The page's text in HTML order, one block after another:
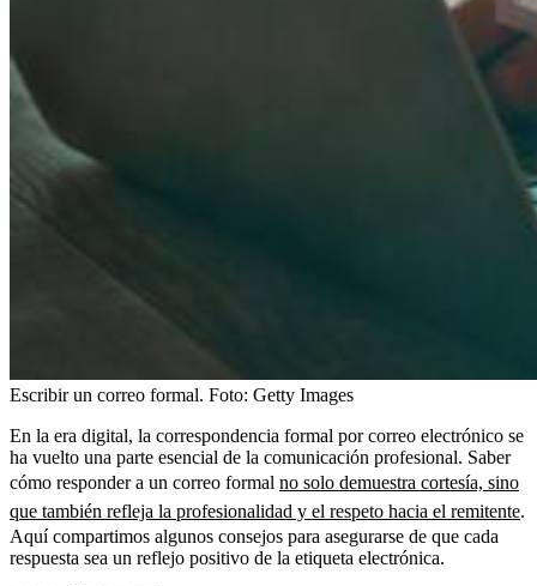
Escribir un correo formal. Foto: Getty Images
En la era digital, la correspondencia formal por correo electrónico se
ha vuelto una parte esencial de la comunicación profesional. Saber
cómo responder a un correo formal no solo demuestra cortesía, sino
que también refleja la profesionalidad y el respeto hacia el remitente.
Aquí compartimos algunos consejos para asegurarse de que cada
respuesta sea un reflejo positivo de la etiqueta electrónica.